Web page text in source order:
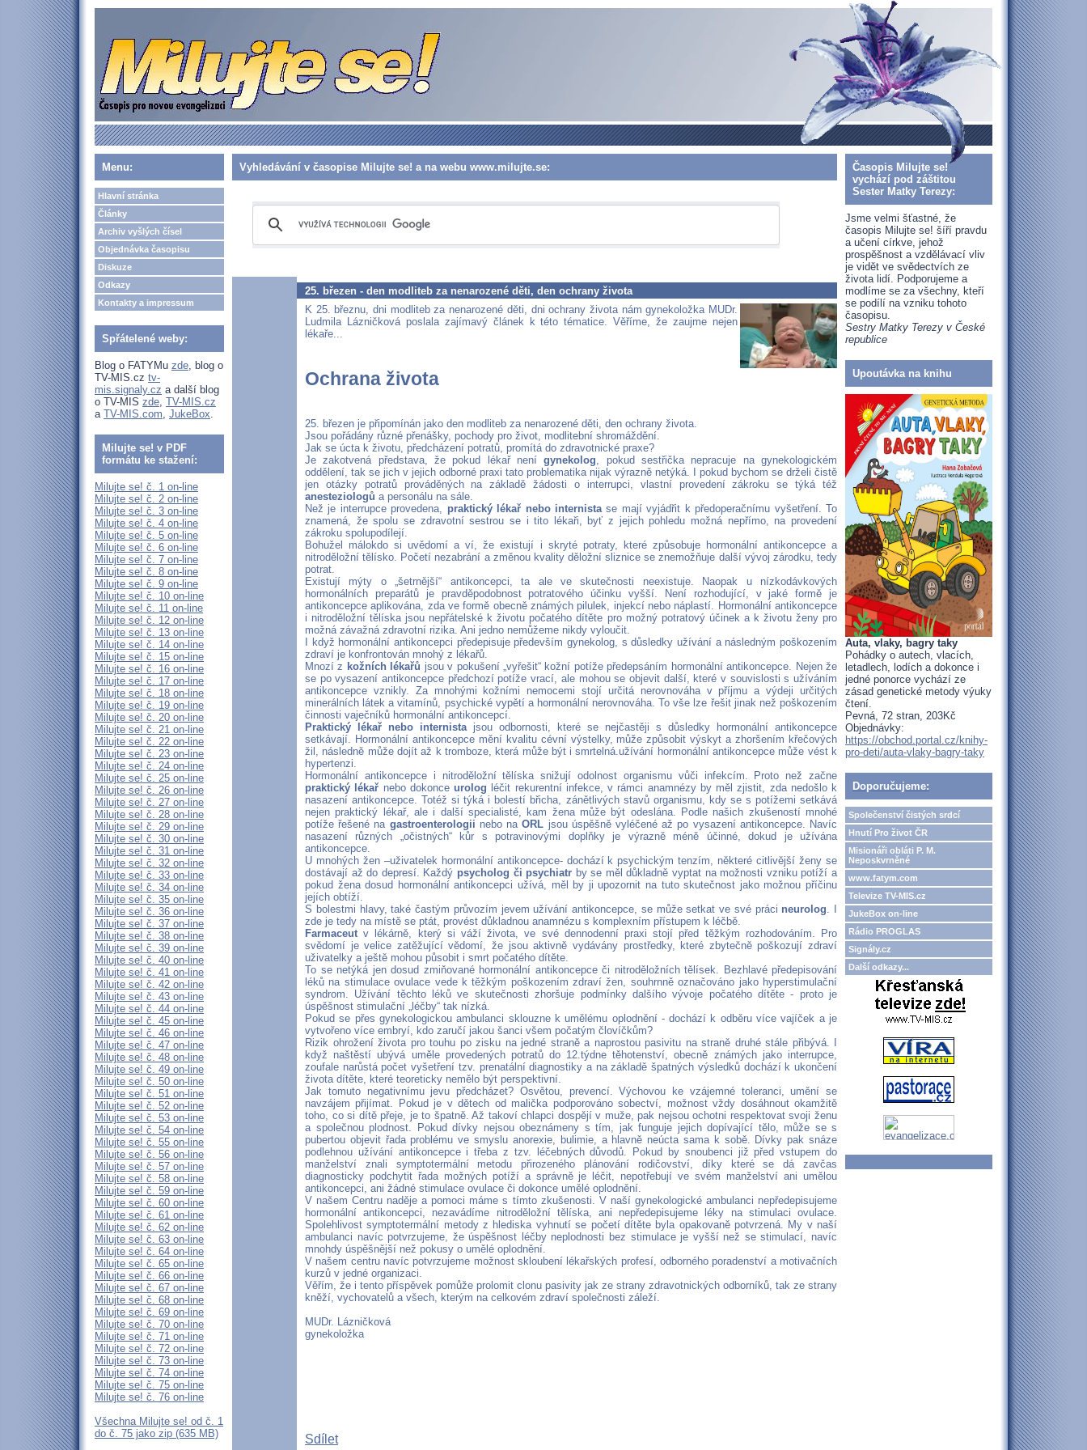
Menu:
Hlavní stránka
Články
Archiv vyšlých čísel
Objednávka časopisu
Diskuze
Odkazy
Kontakty a impressum
Spřátelené weby:
Blog o FATYMu zde, blog o
TV-MIS.cz tv-
mis.signaly.cz a další blog
o TV-MIS zde, TV-MIS.cz
a TV-MIS.com, JukeBox.
Milujte se! v PDF
formátu ke stažení:
Milujte se! č. 1 on-line
Milujte se! č. 2 on-line
Milujte se! č. 3 on-line
Milujte se! č. 4 on-line
Milujte se! č. 5 on-line
Milujte se! č. 6 on-line
Milujte se! č. 7 on-line
Milujte se! č. 8 on-line
Milujte se! č. 9 on-line
Milujte se! č. 10 on-line
Milujte se! č. 11 on-line
Milujte se! č. 12 on-line
Milujte se! č. 13 on-line
Milujte se! č. 14 on-line
Milujte se! č. 15 on-line
Milujte se! č. 16 on-line
Milujte se! č. 17 on-line
Milujte se! č. 18 on-line
Milujte se! č. 19 on-line
Milujte se! č. 20 on-line
Milujte se! č. 21 on-line
Milujte se! č. 22 on-line
Milujte se! č. 23 on-line
Milujte se! č. 24 on-line
Milujte se! č. 25 on-line
Milujte se! č. 26 on-line
Milujte se! č. 27 on-line
Milujte se! č. 28 on-line
Milujte se! č. 29 on-line
Milujte se! č. 30 on-line
Milujte se! č. 31 on-line
Milujte se! č. 32 on-line
Milujte se! č. 33 on-line
Milujte se! č. 34 on-line
Milujte se! č. 35 on-line
Milujte se! č. 36 on-line
Milujte se! č. 37 on-line
Milujte se! č. 38 on-line
Milujte se! č. 39 on-line
Milujte se! č. 40 on-line
Milujte se! č. 41 on-line
Milujte se! č. 42 on-line
Milujte se! č. 43 on-line
Milujte se! č. 44 on-line
Milujte se! č. 45 on-line
Milujte se! č. 46 on-line
Milujte se! č. 47 on-line
Milujte se! č. 48 on-line
Milujte se! č. 49 on-line
Milujte se! č. 50 on-line
Milujte se! č. 51 on-line
Milujte se! č. 52 on-line
Milujte se! č. 53 on-line
Milujte se! č. 54 on-line
Milujte se! č. 55 on-line
Milujte se! č. 56 on-line
Milujte se! č. 57 on-line
Milujte se! č. 58 on-line
Milujte se! č. 59 on-line
Milujte se! č. 60 on-line
Milujte se! č. 61 on-line
Milujte se! č. 62 on-line
Milujte se! č. 63 on-line
Milujte se! č. 64 on-line
Milujte se! č. 65 on-line
Milujte se! č. 66 on-line
Milujte se! č. 67 on-line
Milujte se! č. 68 on-line
Milujte se! č. 69 on-line
Milujte se! č. 70 on-line
Milujte se! č. 71 on-line
Milujte se! č. 72 on-line
Milujte se! č. 73 on-line
Milujte se! č. 74 on-line
Milujte se! č. 75 on-line
Milujte se! č. 76 on-line
Všechna Milujte se! od č. 1
do č. 75 jako zip (635 MB)
Vyhledávání v časopise Milujte se! a na webu www.milujte.se:
25. březen - den modliteb za nenarozené děti, den ochrany života
K 25. březnu, dni modliteb za nenarozené děti, dni ochrany života nám gynekoložka MUDr.
Ludmila Lázničková poslala zajímavý článek k této tématice. Věříme, že zaujme nejen
lékaře...
Ochrana života
25. březen je připomínán jako den modliteb za nenarozené děti, den ochrany života.
Jsou pořádány různé přenášky, pochody pro život, modlitební shromáždění.
Jak se úcta k životu, předcházení potratů, promítá do zdravotnické praxe?
Je zakotvená představa, že pokud lékař nenígynekolog, pokud sestřička nepracuje na gynekologickém
oddělení, tak se jich v jejich odborné praxi tato problematika nijak výrazně netýká. I pokud bychom se drželi čistě
jen otázky potratů prováděných na základě žádosti o interrupci, vlastní provedení zákroku se týká též
anesteziologů a personálu na sále.
Než je interrupce provedena, praktický lékař nebo internistase mají vyjádřit k předoperačnímu vyšetření. To
znamená, že spolu se zdravotní sestrou se i tito lékaři, byť z jejich pohledu možná nepřímo, na provedení
zákroku spolupodílejí.
Bohužel málokdo si uvědomí a ví, že existují i skryté potraty, které způsobuje hormonální antikoncepce a
nitroděložní tělísko. Početí nezabrání a změnou kvality děložní sliznice se znemožňuje další vývoj zárodku, tedy
potrat.
Existují mýty o „šetrnější“ antikoncepci, ta ale ve skutečnosti neexistuje. Naopak u nízkodávkových
hormonálních preparátů je pravděpodobnost potratového účinku vyšší. Není rozhodující, v jaké formě je
antikoncepce aplikována, zda ve formě obecně známých pilulek, injekcí nebo náplastí. Hormonální antikoncepce
i nitroděložní tělíska jsou nepřátelské k životu počatého dítěte pro možný potratový účinek a k životu ženy pro
možná závažná zdravotní rizika. Ani jedno nemůžeme nikdy vyloučit.
I když hormonální antikoncepci předepisuje především gynekolog, s důsledky užívání a následným poškozením
zdraví je konfrontován mnohý z lékařů.
Mnozí z kožních lékařů jsou v pokušení „vyřešit“ kožní potíže předepsáním hormonální antikoncepce. Nejen že
se po vysazení antikoncepce předchozí potíže vrací, ale mohou se objevit další, které v souvislosti s užíváním
antikoncepce vznikly. Za mnohými kožními nemocemi stojí určitá nerovnováha v příjmu a výdeji určitých
minerálních látek a vitamínů, psychické vypětí a hormonální nerovnováha. To vše lze řešit jinak než poškozením
činnosti vaječníků hormonální antikoncepcí.
Praktický lékař nebo internistajsou odbornosti, které se nejčastěji s důsledky hormonální antikoncepce
setkávají. Hormonální antikoncepce mění kvalitu cévní výstelky, může způsobit výskyt a zhoršením křečových
žil, následně může dojít až k tromboze, která může být i smrtelná.užívání hormonální antikoncepce může vést k
hypertenzi.
Hormonální antikoncepce i nitroděložní tělíska snižují odolnost organismu vůči infekcím. Proto než začne
praktický lékař nebo dokonce urolog léčit rekurentní infekce, v rámci anamnézy by měl zjistit, zda nedošlo k
nasazení antikoncepce. Totéž si týká i bolestí břicha, zánětlivých stavů organismu, kdy se s potížemi setkává
nejen praktický lékař, ale i další specialisté, kam žena může být odeslána. Podle našich zkušeností mnohé
potíže řešené na gastroenterologii nebo naORL jsou úspěšně vyléčené až po vysazení antikoncepce. Navíc
nasazení různých „očistných“ kůr s potravinovými doplňky je výrazně méně účinné, dokud je užívána
antikoncepce.
U mnohých žen –uživatelek hormonální antikoncepce- dochází k psychickým tenzím, některé citlivější ženy se
dostávají až do depresí. Každý psycholog či psychiatr by se měl důkladně vyptat na možnosti vzniku potíží a
pokud žena dosud hormonální antikoncepci užívá, měl by ji upozornit na tuto skutečnost jako možnou příčinu
jejích obtíží.
S bolestmi hlavy, také častým průvozím jevem užívání antikoncepce, se může setkat ve své práci neurolog. I
zde je tedy na místě se ptát, provést důkladnou anamnézu s komplexním přístupem k léčbě.
Farmaceutv lékárně, který si váží života, ve své dennodenní praxi stojí před těžkým rozhodováním. Pro
svědomí je velice zatěžující vědomí, že jsou aktivně vydávány prostředky, které zbytečně poškozují zdraví
uživatelky a ještě mohou působit i smrt počatého dítěte.
To se netýká jen dosud zmiňované hormonální antikoncepce či nitroděložních tělísek. Bezhlavé předepisování
léků na stimulace ovulace vede k těžkým poškozením zdraví žen, souhrnně označováno jako hyperstimulační
syndrom. Užívání těchto léků ve skutečnosti zhoršuje podmínky dalšího vývoje počatého dítěte - proto je
úspěšnost stimulační „léčby“ tak nízká.
Pokud se přes gynekologickou ambulanci sklouzne k umělému oplodnění - dochází k odběru více vajíček a je
vytvořeno více embryí, kdo zaručí jakou šanci všem počatým človíčkům?
Rizik ohrožení života pro touhu po zisku na jedné straně a naprostou pasivitu na straně druhé stále přibývá. I
když naštěstí ubývá uměle provedených potratů do 12.týdne těhotenství, obecně známých jako interrupce,
zoufale narůstá počet vyšetření tzv. prenatální diagnostiky a na základě špatných výsledků dochází k ukončení
života dítěte, které teoreticky nemělo být perspektivní.
Jak tomuto negativnímu jevu předcházet? Osvětou, prevencí. Výchovou ke vzájemné toleranci, umění se
navzájem přijímat. Pokud je v dětech od malička podporováno sobectví, možnost vždy dosáhnout okamžitě
toho, co si dítě přeje, je to špatně. Až takoví chlapci dospějí v muže, pak nejsou ochotni respektovat svoji ženu
a společnou plodnost. Pokud dívky nejsou obeznámeny s tím, jak funguje jejich dopívající tělo, může se s
pubertou objevit řada problému ve smyslu anorexie, bulimie, a hlavně neúcta sama k sobě. Dívky pak snáze
podlehnou užívání antikoncepce i třeba z tzv. léčebných důvodů. Pokud by snoubenci již před vstupem do
manželství znali symptotermální metodu přirozeného plánování rodičovství, díky které se dá zavčas
diagnosticky podchytit řada možných potíží a správně je léčit, nepotřebují ve svém manželství ani umělou
antikoncepci, ani žádné stimulace ovulace či dokonce umělé oplodnění.
V našem Centru naděje a pomoci máme s tímto zkušenosti. V naší gynekologické ambulanci nepředepisujeme
hormonální antikoncepci, nezavádíme nitroděložní tělíska, ani nepředepisujeme léky na stimulaci ovulace.
Spolehlivost symptotermální metody z hlediska vyhnutí se početí dítěte byla opakovaně potvrzená. My v naší
ambulanci navíc potvrzujeme, že úspěšnost léčby neplodnosti bez stimulace je vyšší než se stimulací, navíc
mnohdy úspěšnější než pokusy o umělé oplodnění.
V našem centru navíc potvrzujeme možnost skloubení lékařských profesí, odborného poradenství a motivačních
kurzů v jedné organizaci.
Věřím, že i tento příspěvek pomůže prolomit clonu pasivity jak ze strany zdravotnických odborníků, tak ze strany
kněží, vychovatelů a všech, kterým na celkovém zdraví společnosti záleží.
MUDr. Lázničková
gynekoložka
Sdílet
Časopis Milujte se!
vychází pod záštitou
Sester Matky Terezy:
Jsme velmi šťastné, že
časopis Milujte se! šíří pravdu
a učení církve, jehož
prospěšnost a vzdělávací vliv
je vidět ve svědectvích ze
života lidí. Podporujeme a
modlíme se za všechny, kteří
se podílí na vzniku tohoto
časopisu.
Sestry Matky Terezy v České
republice
Upoutávka na knihu
Auta, vlaky, bagry taky
Pohádky o autech, vlacích,
letadlech, lodích a dokonce i
jedné ponorce vychází ze
zásad genetické metody výuky
čtení.
Pevná, 72 stran, 203Kč
Objednávky:
https://obchod.portal.cz/knihy-
pro-deti/auta-vlaky-bagry-taky
Doporučujeme:
Společenství čistých srdcí
Hnutí Pro život ČR
Misionáři obláti P. M.
Neposkvrněné
www.fatym.com
Televize TV-MIS.cz
JukeBox on-line
Rádio PROGLAS
Signály.cz
Další odkazy...